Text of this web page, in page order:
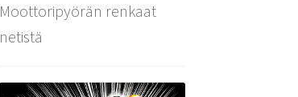
Moottoripyörän renkaat
netistä